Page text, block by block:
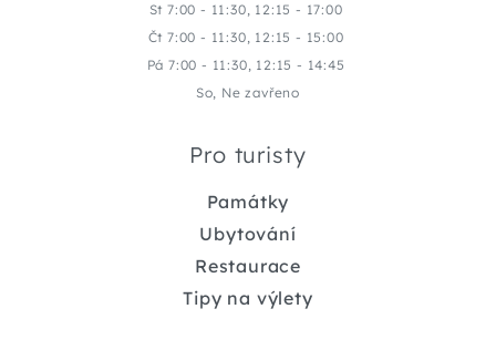
St 7:00 - 11:30, 12:15 - 17:00
Čt 7:00 - 11:30, 12:15 - 15:00
Pá 7:00 - 11:30, 12:15 - 14:45
So, Ne zavřeno
Pro turisty
Památky
Ubytování
Restaurace
Tipy na výlety